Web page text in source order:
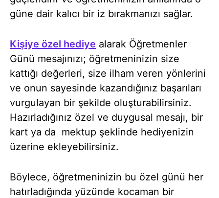
güne dair kalıcı bir iz bırakmanızı sağlar.
Kişiye özel hediye alarak Öğretmenler
Günü mesajınızı; öğretmeninizin size
kattığı değerleri, size ilham veren yönlerini
ve onun sayesinde kazandığınız başarıları
vurgulayan bir şekilde oluşturabilirsiniz.
Hazırladığınız özel ve duygusal mesajı, bir
kart ya da mektup şeklinde hediyenizin
üzerine ekleyebilirsiniz.
Böylece, öğretmeninizin bu özel günü her
hatırladığında yüzünde kocaman bir